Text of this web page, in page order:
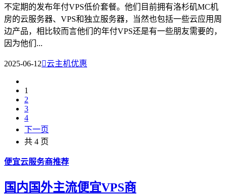
不定期的发布年付VPS低价套餐。他们目前拥有洛杉矶MC机
房的云服务器、VPS和独立服务器，当然也包括一些云应用周
边产品，相比较而言他们的年付VPS还是有一些朋友需要的，
因为他们...
2025-06-12云主机优惠
1
2
3
4
下一页
共 4 页
便宜云服务商推荐
国内国外主流便宜VPS商